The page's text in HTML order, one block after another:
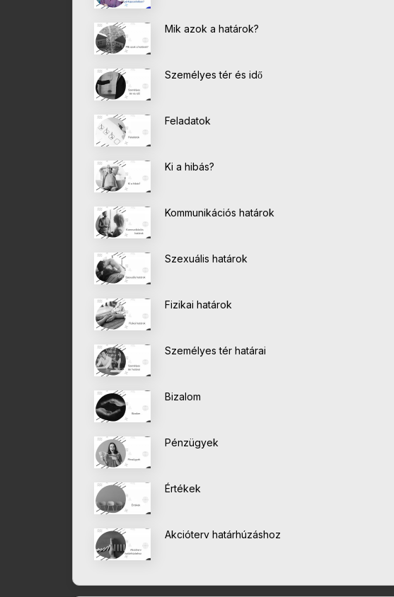
Mik azok a határok?
Személyes tér és idő
Feladatok
Ki a hibás?
Kommunikációs határok
Szexuális határok
Fizikai határok
Személyes tér határai
Bizalom
Pénzügyek
Értékek
Akcióterv határhúzáshoz